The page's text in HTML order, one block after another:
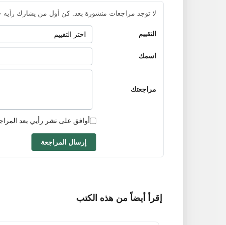
لا توجد مراجعات منشورة بعد. كن أول من يشارك رأيه
التقييم
اسمك
مراجعتك
أوافق على نشر رأيي بعد
إرسال المراجعة
إقرأ أيضاً من هذه الكتب